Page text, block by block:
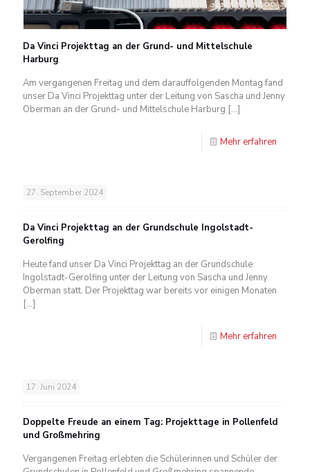
Da Vinci Projekttag an der Grund- und Mittelschule
Harburg
Am vergangenen Freitag und dem darauffolgenden Montag fand
unser Da Vinci Projekttag unter der Leitung von Sascha und Jenny
Oberman an der Grund- und Mittelschule Harburg […]
Mehr erfahren
27. September 2024
Da Vinci Projekttag an der Grundschule Ingolstadt-
Gerolfing
Heute fand unser Da Vinci Projekttag an der Grundschule
Ingolstadt-Gerolfing unter der Leitung von Sascha und Jenny
Oberman statt. Der Projekttag war bereits vor einigen Monaten
[…]
Mehr erfahren
17. Juni 2024
Doppelte Freude an einem Tag: Projekttage in Pollenfeld
und Großmehring
Vergangenen Freitag erlebten die Schülerinnen und Schüler der